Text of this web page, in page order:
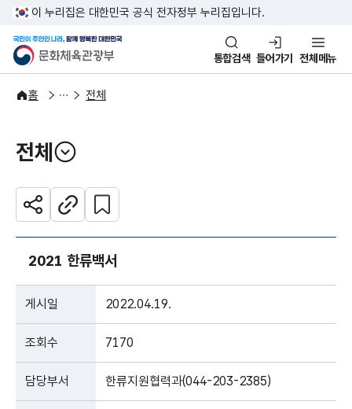
본문 바로가기
주메뉴 바로가기
이 누리집은 대한민국 공식 전자정부 누리집입니다.
문화체육관광부
국민이 주인인 나라, 함께 행복
통합검색 들어가기 전체메뉴
홈
주요정책
분야별 정책 전체
전체
열기
공유하기주소복사
관심 콘텐츠 설정하기
2021 한류백서
게시일 2022.04.19.
조회수 7170
담당부서 한류지원협력과(044-203-2385)